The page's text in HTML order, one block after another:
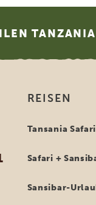
REISEN
Tansania Safari
Safari +
Sansibar-